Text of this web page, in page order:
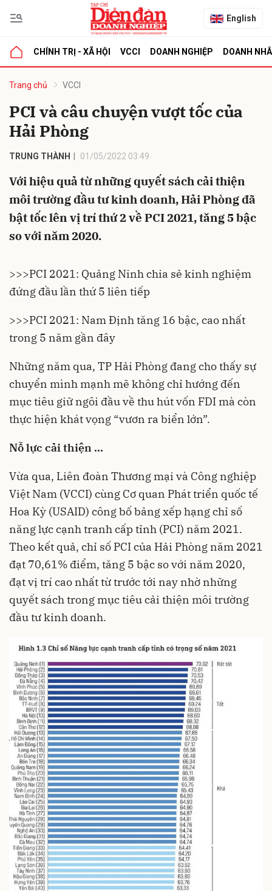
English
CHÍNH TRỊ - XÃ HỘI VCCI DOANH NGHIỆP DOANH
Trang chủ VCCI
PCI và câu chuyện vượt tốc của
Hải Phòng
TRUNG THÀNH 01/05/2022 03:49
Với hiệu quả từ những quyết sách cải thiện
môi trường đầu tư kinh doanh, Hải Phòng đã
bật tốc lên vị trí thứ 2 về PCI 2021, tăng 5 bậc
so với năm 2020.
>>>PCI 2021: Quảng Ninh chia sẻ kinh nghiệm
đứng đầu lần thứ 5 liên tiếp
>>>PCI 2021: Nam Định tăng 16 bậc, cao nhất
trong 5 năm gần đây
Những năm qua, TP Hải Phòng đang cho thấy sự
chuyển mình mạnh mẽ không chỉ hướng đến
mục tiêu giữ ngôi đầu về thu hút vốn FDI mà còn
thực hiện khát vọng “vươn ra biển lớn”.
Nỗ lực cải thiện …
Vừa qua, Liên đoàn Thương mại và Công nghiệp
Việt Nam (VCCI) cùng Cơ quan Phát triển quốc tế
Hoa Kỳ (USAID) công bố bảng xếp hạng chỉ số
năng lực cạnh tranh cấp tỉnh (PCI) năm 2021.
Theo kết quả, chỉ số PCIcủa Hải Phòng năm 2021
đạt 70,61% điểm, tăng 5 bậc so với năm 2020,
đạt vị trí cao nhất từ trước tới nay nhờ những
quyết sách trong mục tiêu cải thiện môi trường
đầu tư kinh doanh.
luận
Hủy